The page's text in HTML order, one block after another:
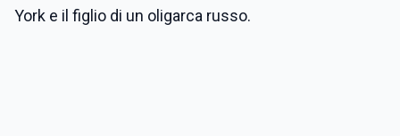
York e il figlio di un oligarca russo.